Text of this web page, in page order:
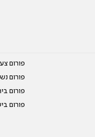
פורום
פורום
פורום
פורום